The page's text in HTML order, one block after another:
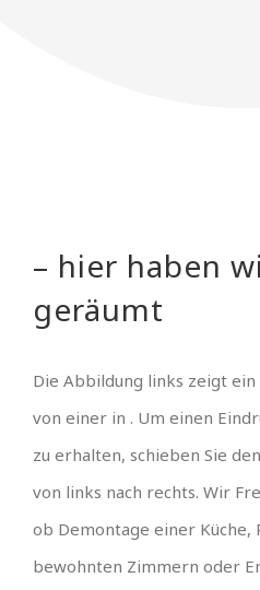
– hier haben
geräumt
Die Abbildung links zeigt
von einer in . Um einen
zu erhalten, schieben Sie
von links nach rechts. Wir
ob Demontage einer Küche,
bewohnten Zimmern oder